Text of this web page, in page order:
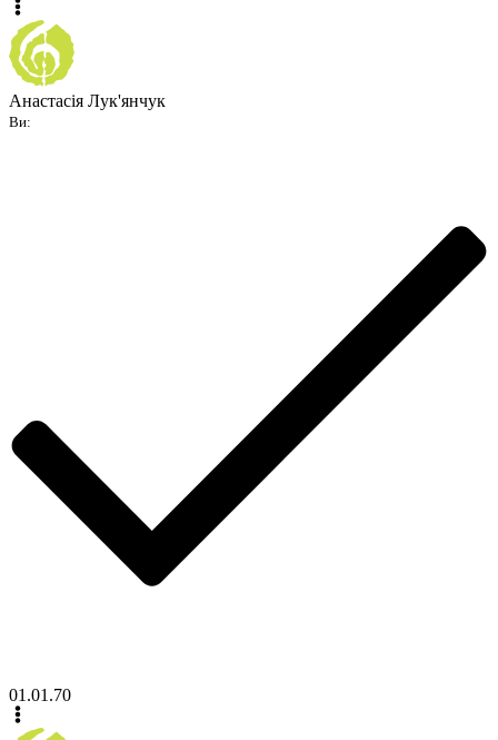
Анастасія Лук'янчук
Ви:
01.01.70